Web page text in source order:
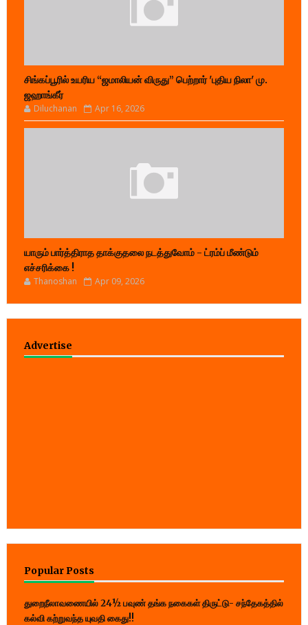
சிங்கப்பூரில் உயரிய “ஜமாலியன் விருது” பெற்றார் 'புதிய நிலா' மு.
ஜஹாங்கீர்
Diluchanan Apr 16, 2026
யாரும் பார்த்திராத தாக்குதலை நடத்துவோம் - ட்ரம்ப் மீண்டும்
எச்சரிக்கை !
Thanoshan Apr 09, 2026
Advertise
Popular Posts
துறைநீலாவணையில் 24½ பவுண் தங்க நகைகள் திருட்டு- சந்தேகத்தில்
கல்வி கற்றுவந்த யுவதி கைது!!